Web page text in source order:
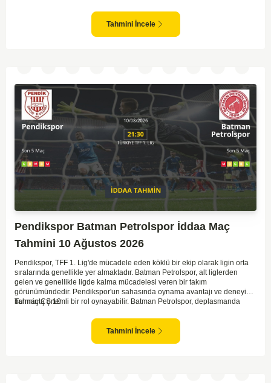
Nacional'in mücadele gücü ve sürpriz yapabilme potansiyeli de göz ardı
Tahmini İncele
Pendikspor Batman Petrolspor İddaa Maç
Tahmini 10 Ağustos 2026
Pendikspor, TFF 1. Lig'de mücadele eden köklü bir ekip olarak ligin orta
sıralarında genellikle yer almaktadır. Batman Petrolspor, alt liglerden
gelen ve genellikle ligde kalma mücadelesi veren bir takım
görünümündedir. Pendikspor'un sahasında oynama avantajı ve deneyimi,
bu maçta önemli bir rol oynayabilir. Batman Petrolspor, deplasmanda
Pendikspor'un maçın kontrolünü elinde tutma olasılığı daha yüksek.
Takımların mevcut form durumları ve geçmiş performanslarına
bakıldığında ev sahibi ekibin galibiyeti daha yüksek bir ihtimal sunuyor.
Tahmin ÇŞ 10
Tahmini İncele